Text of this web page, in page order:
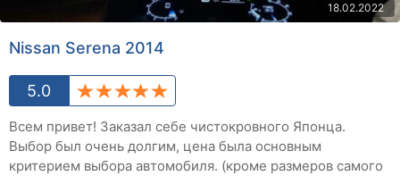
18.02.2022
Nissan Serena 2014
5.0
Всем привет! Заказал себе чистокровного Японца.
Выбор был очень долгим, цена была основным
критерием выбора автомобиля. (кроме размеров самого